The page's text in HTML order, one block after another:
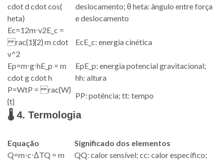
cdot d cdot cos(
heta)
deslocamento; θ heta: ângulo entre força
e deslocamento
Ec=12m⋅v2E_c =
rac{1}{2} m cdot
v^2
EcE_c: energia cinética
Ep=m⋅g⋅hE_p = m
cdot g cdot h
EpE_p: energia potencial gravitacional;
hh: altura
P=WtP = rac{W}
{t}
PP: potência; tt: tempo
🌡️ 4. Termologia
Equação
Significado dos elementos
Q=m⋅c⋅ΔTQ = m
QQ: calor sensível; cc: calor específico;